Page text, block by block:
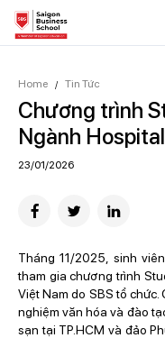
Home / Tin Tức
Chương trình
Ngành
23/01/2026
Tháng 11/2025, sinh
tham gia chương trình
Việt Nam do SBS tổ
nghiệm văn hóa và đào
sạn tại TP.HCM và đảo